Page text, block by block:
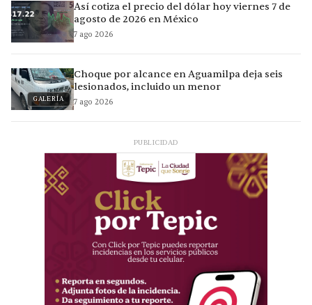
Así cotiza el precio del dólar hoy viernes 7 de
agosto de 2026 en México
7 ago 2026
GALERÍA
Choque por alcance en Aguamilpa deja seis
lesionados, incluido un menor
7 ago 2026
PUBLICIDAD